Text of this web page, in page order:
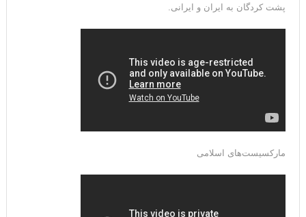
پشت کردگان به ایران و ایرانی.
مارکسیست‌های اسلامی